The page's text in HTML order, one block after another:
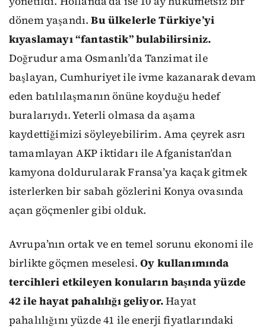
dönem yaşandı.Bu ülkelerle Türkiye’yi
kıyaslamayı “fantastik” bulabilirsiniz.
Doğrudur ama Osmanlı’da Tanzimat ile
başlayan, Cumhuriyet ile ivme kazanarak devam
eden batılılaşmanın önüne koyduğu hedef
buralarıydı. Yeterli olmasa da aşama
kaydettiğimizi söyleyebilirim. Ama çeyrek asrı
tamamlayan AKP iktidarı ile Afganistan’dan
kamyona doldurularak Fransa’ya kaçak gitmek
isterlerken bir sabah gözlerini Konya ovasında
açan göçmenler gibi olduk.
Avrupa’nın ortak ve en temel sorunu ekonomi ile
birlikte göçmen meselesi.Oy kullanımında
tercihleri etkileyen konuların başında yüzde
42 ile hayat pahalılığı geliyor.Hayat
pahalılığını yüzde 41 ile enerji fiyatlarındaki